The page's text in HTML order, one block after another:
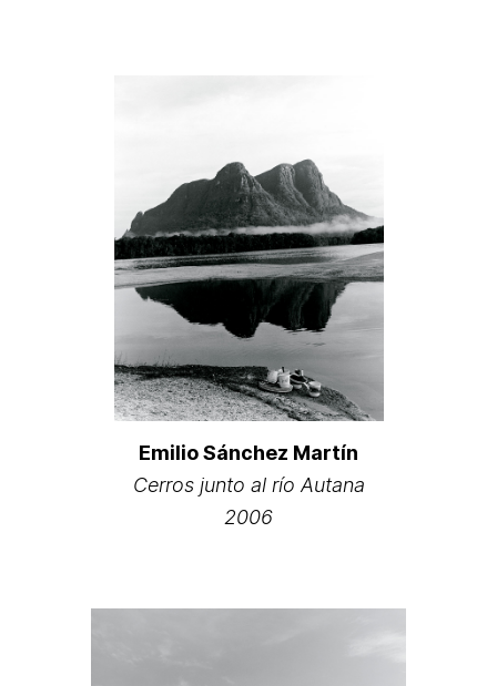
Emilio Sánchez Martín
Cerros junto al río Autana
2006